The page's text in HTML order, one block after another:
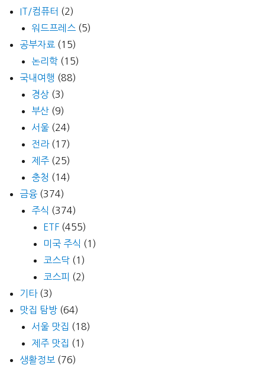
IT/컴퓨터 (2)
워드프레스 (5)
공부자료 (15)
논리학 (15)
국내여행 (88)
경상 (3)
부산 (9)
서울 (24)
전라(17)
제주 (25)
충청 (14)
금융 (374)
주식 (374)
ETF (455)
미국 주식 (1)
코스닥 (1)
코스피 (2)
기타(3)
맛집 탐방 (64)
서울 맛집 (18)
제주 맛집 (1)
생활정보 (76)